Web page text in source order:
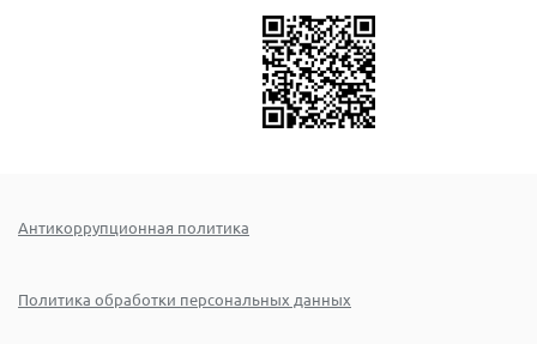
Антикоррупционная политика
Политика обработки персональных данных